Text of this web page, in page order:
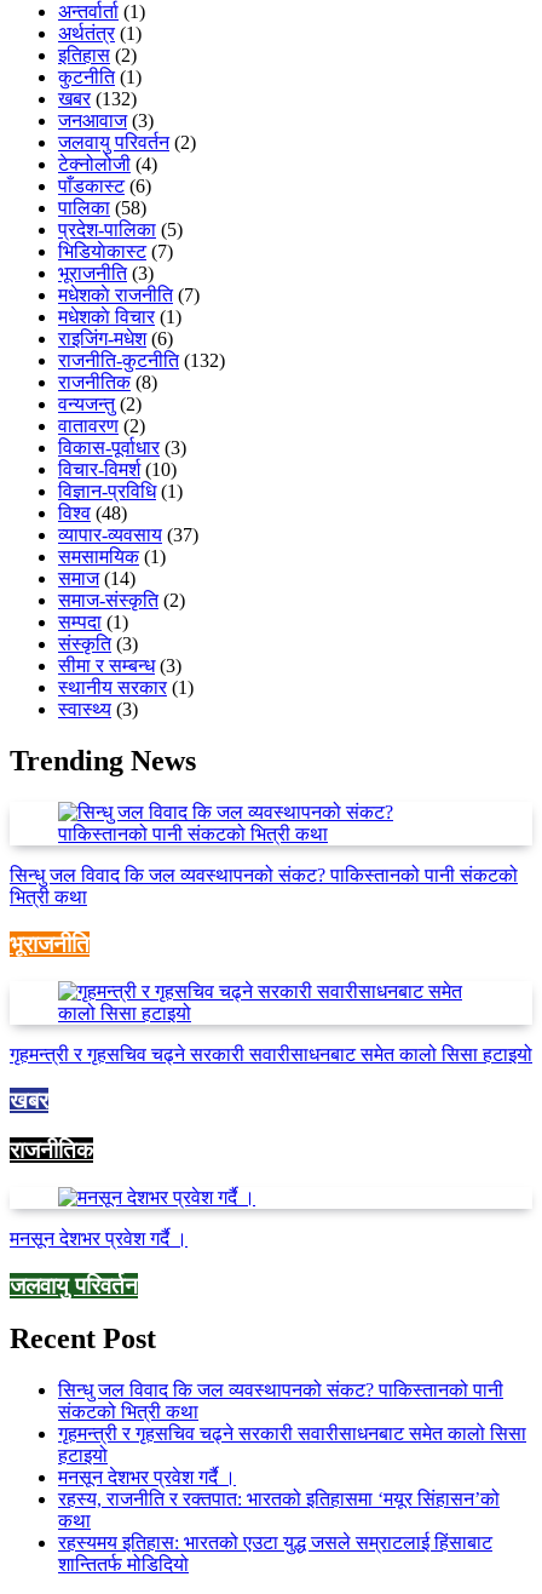
अन्तर्वार्ता (1)
अर्थतंत्र(1)
इतिहास (2)
कुटनीति(1)
खबर(132)
जनआवाज(3)
जलवायु परिवर्तन(2)
टेक्नोलोजी (4)
पाँडकास्ट(6)
पालिका (58)
प्रदेश-पालिका (5)
भिडियाेकास्ट(7)
भूराजनीति(3)
मधेशकाे राजनीति(7)
मधेशकाे विचार(1)
राइजिंग-मधेश(6)
राजनीति-कुटनीति(132)
राजनीतिक(8)
वन्यजन्तु(2)
वातावरण (2)
विकास-पूर्वाधार(3)
विचार-विमर्श(10)
विज्ञान-प्रविधि(1)
विश्व (48)
व्यापार-व्यवसाय (37)
समसामयिक(1)
समाज(14)
समाज-संस्कृति(2)
सम्पदा (1)
संस्कृति(3)
सीमा र सम्बन्ध(3)
स्थानीय सरकार(1)
स्वास्थ्य (3)
Trending News
सिन्धु जल विवाद कि जल व्यवस्थापनको संकट? पाकिस्तानको पानी संकटको
भित्री कथा
भूराजनीति
गृहमन्त्री र गृहसचिव चढ्ने सरकारी सवारीसाधनबाट समेत कालो सिसा हटाइयो
खबर
राजनीतिक
मनसून देशभर प्रवेश गर्दै ।
जलवायु परिवर्तन
Recent Post
सिन्धु जल विवाद कि जल व्यवस्थापनको संकट? पाकिस्तानको पानी
संकटको भित्री कथा
गृहमन्त्री र गृहसचिव चढ्ने सरकारी सवारीसाधनबाट समेत कालो सिसा
हटाइयो
मनसून देशभर प्रवेश गर्दै ।
रहस्य, राजनीति र रक्तपात: भारतको इतिहासमा ‘मयूर सिंहासन’को
कथा
रहस्यमय इतिहास: भारतको एउटा युद्ध जसले सम्राटलाई हिंसाबाट
शान्तितर्फ मोडिदियो